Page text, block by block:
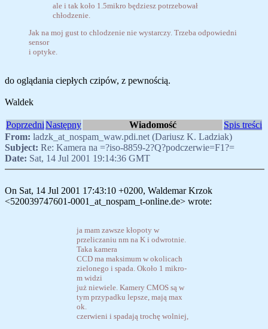
ale i tak koło 1.5mikro będziesz potrzebował
chłodzenie.
Jak na moj gust to chlodzenie nie wystarczy. Trzeba odpowiedni
sensor
i optyke.
do oglądania ciepłych czipów, z pewnością.
Waldek
PoprzedniNastępny Wiadomość
Spis treści
From: ladzk_at_nospam_waw.pdi.net (Dariusz K. Ladziak)
Subject: Re: Kamera na =?iso-8859-2?Q?podczerwie=F1?=
Date: Sat, 14 Jul 2001 19:14:36 GMT
On Sat, 14 Jul 2001 17:43:10 +0200, Waldemar Krzok
<520039747601-0001_at_nospam_t-online.de> wrote:
ja mam zawsze kłopoty w
przeliczaniu nm na K i odwrotnie.
Taka kamera
CCD ma maksimum w okolicach
zielonego i spada. Około 1 mikro-
m widzi
już niewiele. Kamery CMOS są w
tym przypadku lepsze, mają max
ok.
czerwieni i spadają trochę wolniej,